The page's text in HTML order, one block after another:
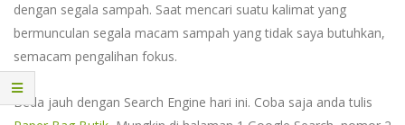
dengan segala sampah. Saat mencari suatu kalimat yang
bermunculan segala macam sampah yang tidak saya butuhkan,
semacam pengalihan fokus.
Beda jauh dengan Search Engine hari ini. Coba saja anda tulis